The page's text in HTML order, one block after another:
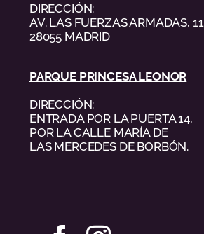
DIRECCIÓN:
AV. LAS FUERZAS ARMADAS, 11
28055 MADRID
PARQUE PRINCESA LEONOR
DIRECCIÓN:
ENTRADA POR LA PUERTA 14,
POR LA CALLE MARÍA DE
LAS MERCEDES DE BORBÓN.